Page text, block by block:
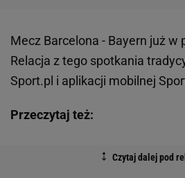
Mecz Barcelona - Bayern już w
Relacja z tego spotkania
Sport.pl i aplikacji mobilnej
Przeczytaj też: